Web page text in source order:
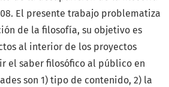
El presente trabajo problematiza
de la filosofía, su objetivo es
al interior de los proyectos
el saber filosófico al público en
son 1) tipo de contenido, 2) la